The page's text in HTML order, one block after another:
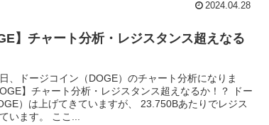
2024.04.28
】チャート分析・レジスタンス超えなる
、ドージコイン（DOGE）のチャート分析になりま
】チャート分析・レジスタンス超えなるか！？ ドー
）は上げてきていますが、 23.750Bあたりでレジス
います。 ここ...